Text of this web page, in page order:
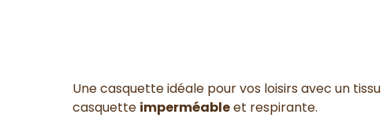
Une casquette idéale pour vos loisirs avec un tissu
casquette imperméableet respirante.